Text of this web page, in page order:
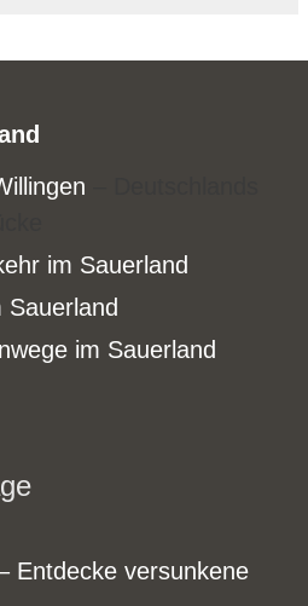
im Sauerland
Sauerland
im Sauerland
Entdecke versunkene